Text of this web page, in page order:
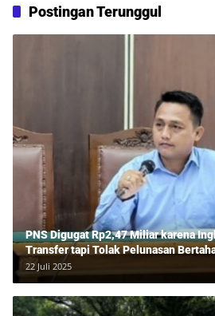
Postingan Terunggul
PNS Digugat Rp2,47 Miliar karena
Transfer tapi Tolak Pelunasan
Lawan Tipu Rp850 Juta
22 Juli 2025